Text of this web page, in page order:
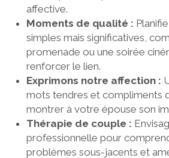
affective.
Moments de qualité :
simples mais significatives,
promenade ou une soirée
renforcer le lien.
Exprimons notre affection :
mots tendres et compliments
montrer à votre épouse son
Thérapie de couple :
professionnelle pour
problèmes sous-jacents et